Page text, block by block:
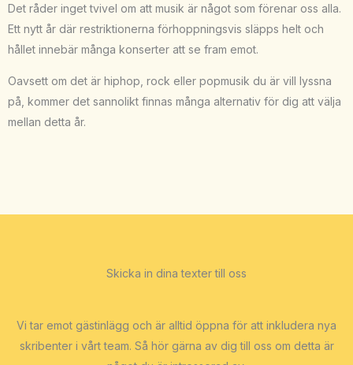
Det råder inget tvivel om att musik är något som förenar oss alla.
Ett nytt år där restriktionerna förhoppningsvis släpps helt och
hållet innebär många konserter att se fram emot.
Oavsett om det är hiphop, rock eller popmusik du är vill lyssna
på, kommer det sannolikt finnas många alternativ för dig att välja
mellan detta år.
Skicka in dina texter till oss
Vi tar emot gästinlägg och är alltid öppna för att inkludera nya
skribenter i vårt team. Så hör gärna av dig till oss om detta är